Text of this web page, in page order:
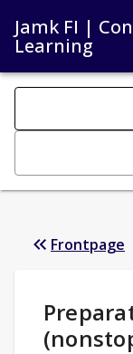
Jamk FI |
Learning
Search
Frontpage
Study